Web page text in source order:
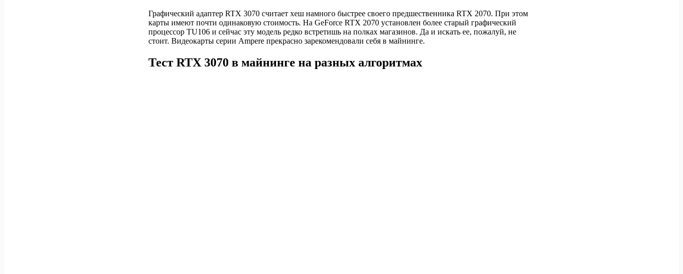
Графический адаптер RTX 3070 считает хеш намного быстрее своего предшественника RTX 2070. При этом
карты имеют почти одинаковую стоимость. На GeForce RTX 2070 установлен более старый графический
процессор TU106 и сейчас эту модель редко встретишь на полках магазинов. Да и искать ее, пожалуй, не
стоит. Видеокарты серии Ampere прекрасно зарекомендовали себя в майнинге.
Тест RTX 3070 в майнинге на разных алгоритмах